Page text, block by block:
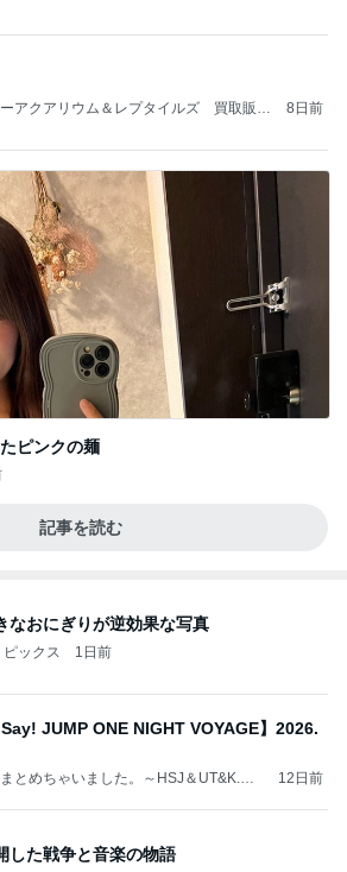
アクアリウム＆レプタイルズ 買取販売
8日前
ピンクの麺
記事を読む
なおにぎりが逆効果な写真
ックス 1日前
Say! JUMP ONE NIGHT VOYAGE】2026.
とめちゃいました。～HSJ＆UT&K.O.
12日前
した戦争と音楽の物語